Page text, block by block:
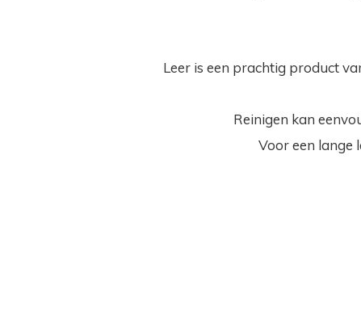
Leer is een prachtig product
Reinigen kan
Voor een lange